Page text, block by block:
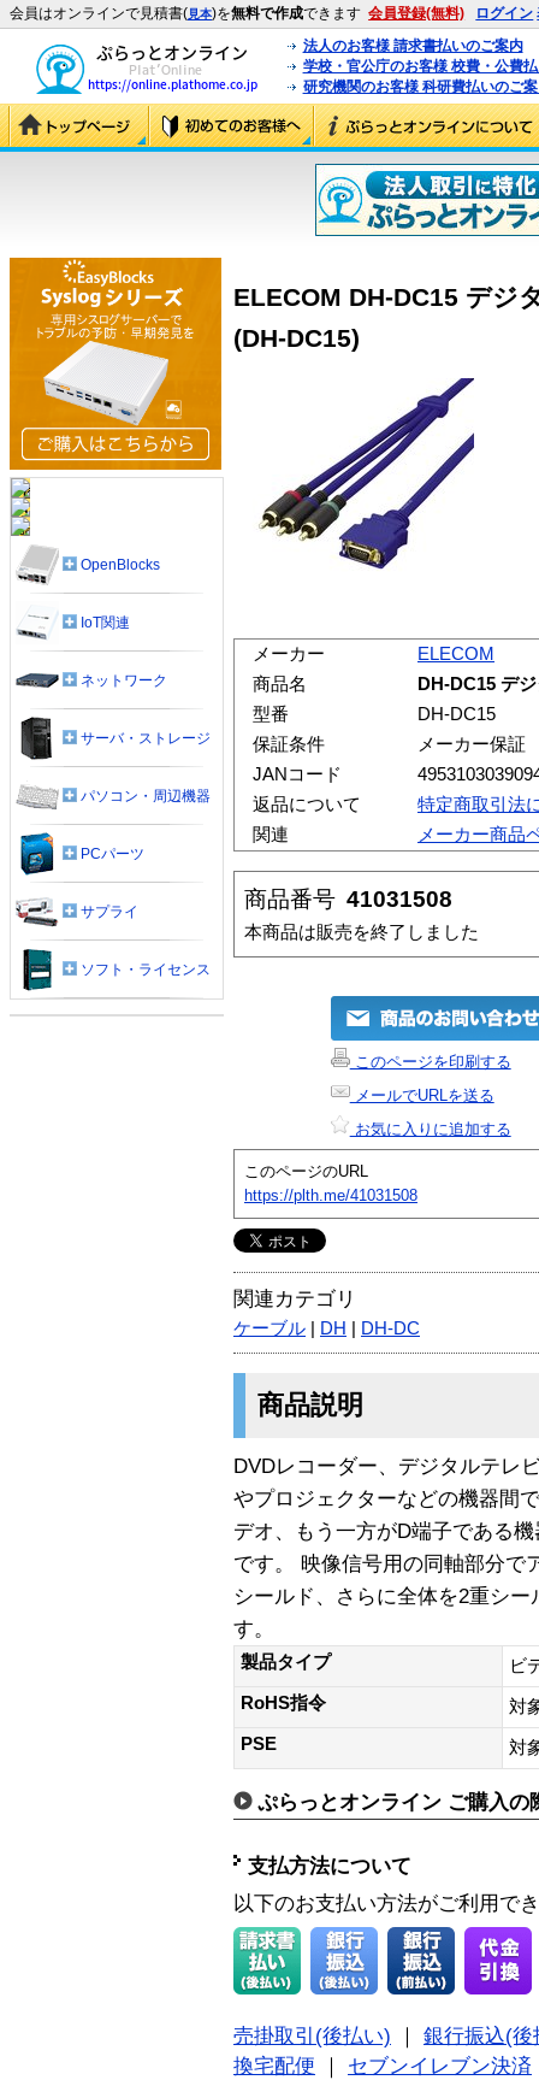
会員はオンラインで見積書(見本)を無料で作成できます 会員登録(無料) ログイン
法人のお客様 請求書払いのご案内
学校・官公庁のお客様 校費・公費
研究機関のお客様 科研費払いのご
ELECOM DH-DC15 デジ
(DH-DC15)
メーカー
ELECOM
商品名
DH-DC15 デ
型番
DH-DC15
保証条件
メーカー保証
JANコード
返品について
特定商取引法
関連
メーカー商品
商品番号 41031508
本商品は販売を終了しました
このページを印刷する
メールでURLを送る
お気に入りに追加する
このページのURL
https://plth.me/41031508
関連カテゴリ
ケーブル DH DH-DC
商品説明
DVDレコーダー、デジタルテレ
やプロジェクターなどの機器間
デオ、もう一方がD端子である
です。 映像信号用の同軸部分で
シールド、さらに全体を2重シ
す。
製品タイプ
ビ
RoHS指令
対
PSE
対
ぷらっとオンライン ご購入の
支払方法について
以下のお支払い方法がご利用で
売掛取引(後払い)
銀行振込(後
換宅配便
セブンイレブン決済
OpenBlocks
IoT関連
ネットワーク
サーバ・ストレージ
パソコン・周辺機器
PCパーツ
サプライ
ソフト・ライセンス